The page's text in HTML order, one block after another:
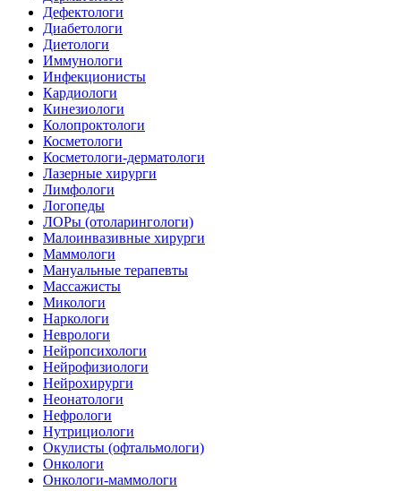
Дефектологи
Диабетологи
Диетологи
Иммунологи
Инфекционисты
Кардиологи
Кинезиологи
Колопроктологи
Косметологи
Косметологи-дерматологи
Лазерные хирурги
Лимфологи
Логопеды
ЛОРы (отоларингологи)
Малоинвазивные хирурги
Маммологи
Мануальные терапевты
Массажисты
Микологи
Наркологи
Неврологи
Нейропсихологи
Нейрофизиологи
Нейрохирурги
Неонатологи
Нефрологи
Нутрициологи
Окулисты (офтальмологи)
Онкологи
Онкологи-маммологи